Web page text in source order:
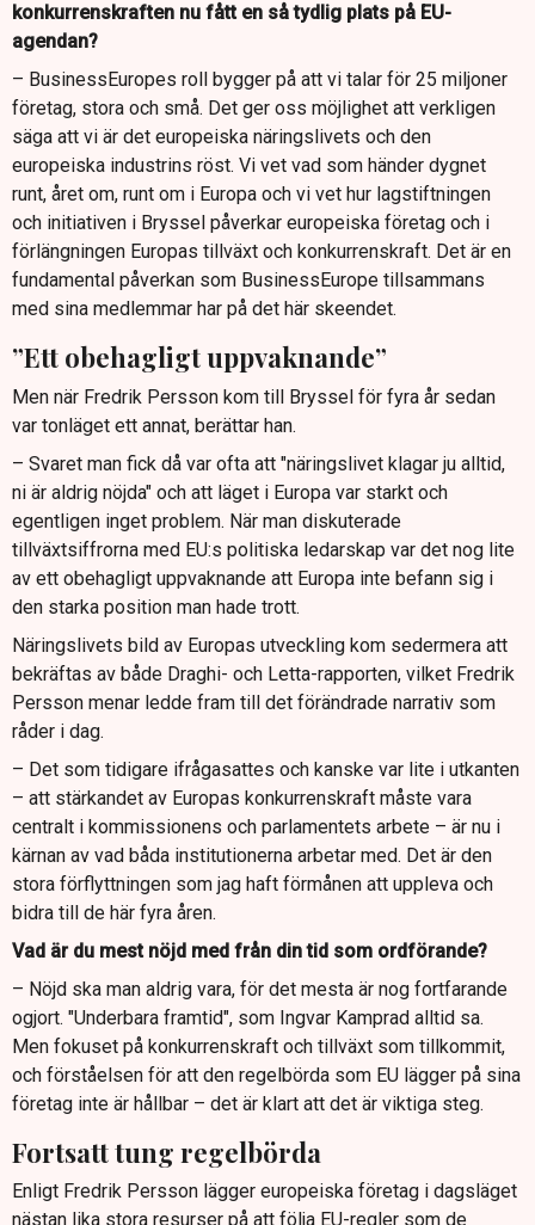
konkurrenskraften nu fått en så tydlig plats på EU-
agendan?
– BusinessEuropes roll bygger på att vi talar för 25 miljoner
företag, stora och små. Det ger oss möjlighet att verkligen
säga att vi är det europeiska näringslivets och den
europeiska industrins röst. Vi vet vad som händer dygnet
runt, året om, runt om i Europa och vi vet hur lagstiftningen
och initiativen i Bryssel påverkar europeiska företag och i
förlängningen Europas tillväxt och konkurrenskraft. Det är en
fundamental påverkan som BusinessEurope tillsammans
med sina medlemmar har på det här skeendet.
”Ett obehagligt uppvaknande”
Men när Fredrik Persson kom till Bryssel för fyra år sedan
var tonläget ett annat, berättar han.
– Svaret man fick då var ofta att "näringslivet klagar ju alltid,
ni är aldrig nöjda" och att läget i Europa var starkt och
egentligen inget problem. När man diskuterade
tillväxtsiffrorna med EU:s politiska ledarskap var det nog lite
av ett obehagligt uppvaknande att Europa inte befann sig i
den starka position man hade trott.
Näringslivets bild av Europas utveckling kom sedermera att
bekräftas av både Draghi- och Letta-rapporten, vilket Fredrik
Persson menar ledde fram till det förändrade narrativ som
råder i dag.
– Det som tidigare ifrågasattes och kanske var lite i utkanten
– att stärkandet av Europas konkurrenskraft måste vara
centralt i kommissionens och parlamentets arbete – är nu i
kärnan av vad båda institutionerna arbetar med. Det är den
stora förflyttningen som jag haft förmånen att uppleva och
bidra till de här fyra åren.
Vad är du mest nöjd med från din tid som ordförande?
– Nöjd ska man aldrig vara, för det mesta är nog fortfarande
ogjort. "Underbara framtid", som Ingvar Kamprad alltid sa.
Men fokuset på konkurrenskraft och tillväxt som tillkommit,
och förståelsen för att den regelbörda som EU lägger på sina
företag inte är hållbar – det är klart att det är viktiga steg.
Fortsatt tung regelbörda
Enligt Fredrik Persson lägger europeiska företag i dagsläget
nästan lika stora resurser på att följa EU-regler som de